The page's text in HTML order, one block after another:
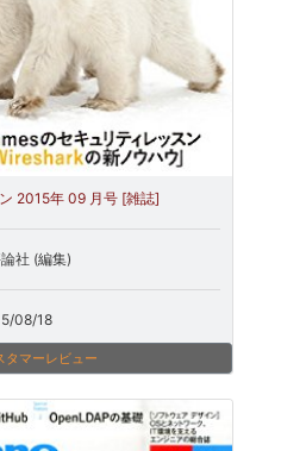
2015年 09 月号 [雑誌]
社 (編集)
08/18
タマーレビュー